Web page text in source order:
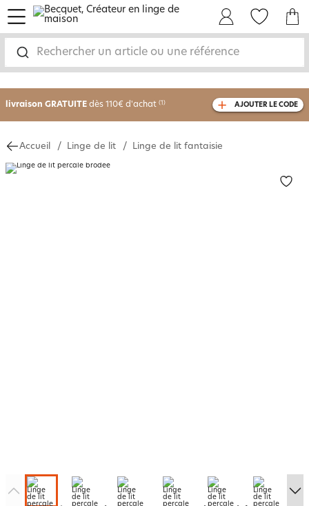
Rechercher un article ou une référence
menu
-30% sur votre commande dès 2 articles
achetés
AJOUTER LE CODE
Accueil Linge de lit Linge de lit fantaisie